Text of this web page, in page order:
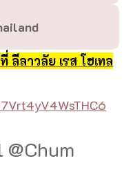
ลีลาวลัย เรส โฮเทล
@Chum